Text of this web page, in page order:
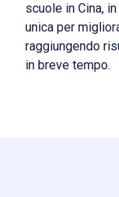
scuole in Cina,
unica per
raggiungendo
in breve tempo.